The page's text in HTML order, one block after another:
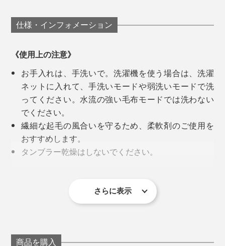
てくれて、一晩中、心地よい暖かさが続きます。
毛布」の第2弾。
無地なのに、表情のあるグレーは、まるでモダンアート
のようです。毛布1枚だけで、寝室が、洗練された空間
へ。
ふつうの毛布より約10cm幅が広い。寝返りを打って
も、はだけにくいつくりです。
男性も女性も、大人も赤ちゃんも。ベッドカバーを掛け
なくても、これ1枚で、寝室の顔になれる。長年、ずっ
と使える。ありそうでなかった毛布です。
「前回の「タイトルのある毛布
綿毛布なので、暖かさは『SERENE』が上ですね。毛
よくある安価なウールはチクチクしたり、匂いが気にな
ったりもしますが、『SERENE』には感じません。も
ちろん、こっちも買います（笑）」
「無地だけど、濃淡があったり、端が白かったり、深み
がある。グレーの毛布といっても、こんなにかっこいい
毛布はなかなかない。
イデアは暖かくていいなと思った。パジャマやスウェッ
ト姿もおしゃれに見える」
る、寝具としての毛布は、海外にはあまりないそう。
仕様・インフォメーション
《使用上の注意》
お手入れは、手洗いで。洗濯機を使う場合は、洗濯
ネットに入れて、手洗いモードや弱洗いモードで洗
ってください。水流の強い毛布モードでは洗わない
でください。
繊細な起毛の風合いを守るため、柔軟剤のご使用を
おすすめします。
タンブラー乾燥はしないでください。
使い始めは、濃い色の服に細かい毛羽が付くことが
生産工程の都合上、プリントの色が端まで入らず
さらに表示
商品を購入